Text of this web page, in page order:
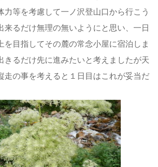
力等を考慮して一ノ沢登山口から行こう
来るだけ無理の無いようにと思い、一日
を目指してその麓の常念小屋に宿泊しま
きるだけ先に進みたいと考えましたが天
走の事を考えると１日目はこれが妥当だ